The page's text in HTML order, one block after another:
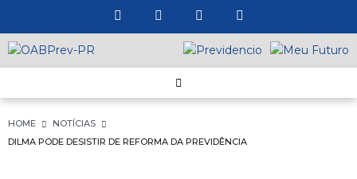
HOME
NOTÍCIAS
DILMA PODE DESISTIR DE REFORMA DA PREVIDÊNCIA